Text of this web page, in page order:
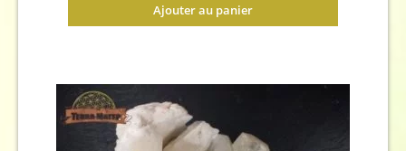
Ajouter au panier